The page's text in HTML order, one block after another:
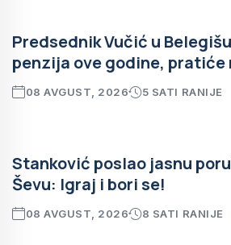
Predsednik Vučić u
penzija ove godine,
08 AVGUST, 2026 5 SATI RANIJE
Stanković poslao jasnu
Ševu: Igraj i bori se!
08 AVGUST, 2026 8 SATI RANIJE